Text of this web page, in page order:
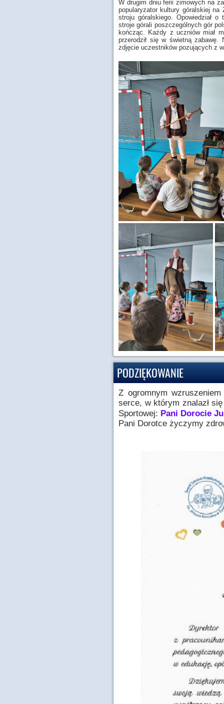
W drugim dniu ferii zimowych na
popularyzator kultury góralskiej
stroju góralskiego. Opowiedział
stroje górali poszczególnych gór
kończąc. Każdy z uczniów miał
przerodził się w świetną zabawę.
zdjęcie uczestników pozujących z
PODZIĘKOWANIE
Z ogromnym
serce, w którym znalazł
Sportowej: Pani Dorocie
Pani Dorotce życzymy